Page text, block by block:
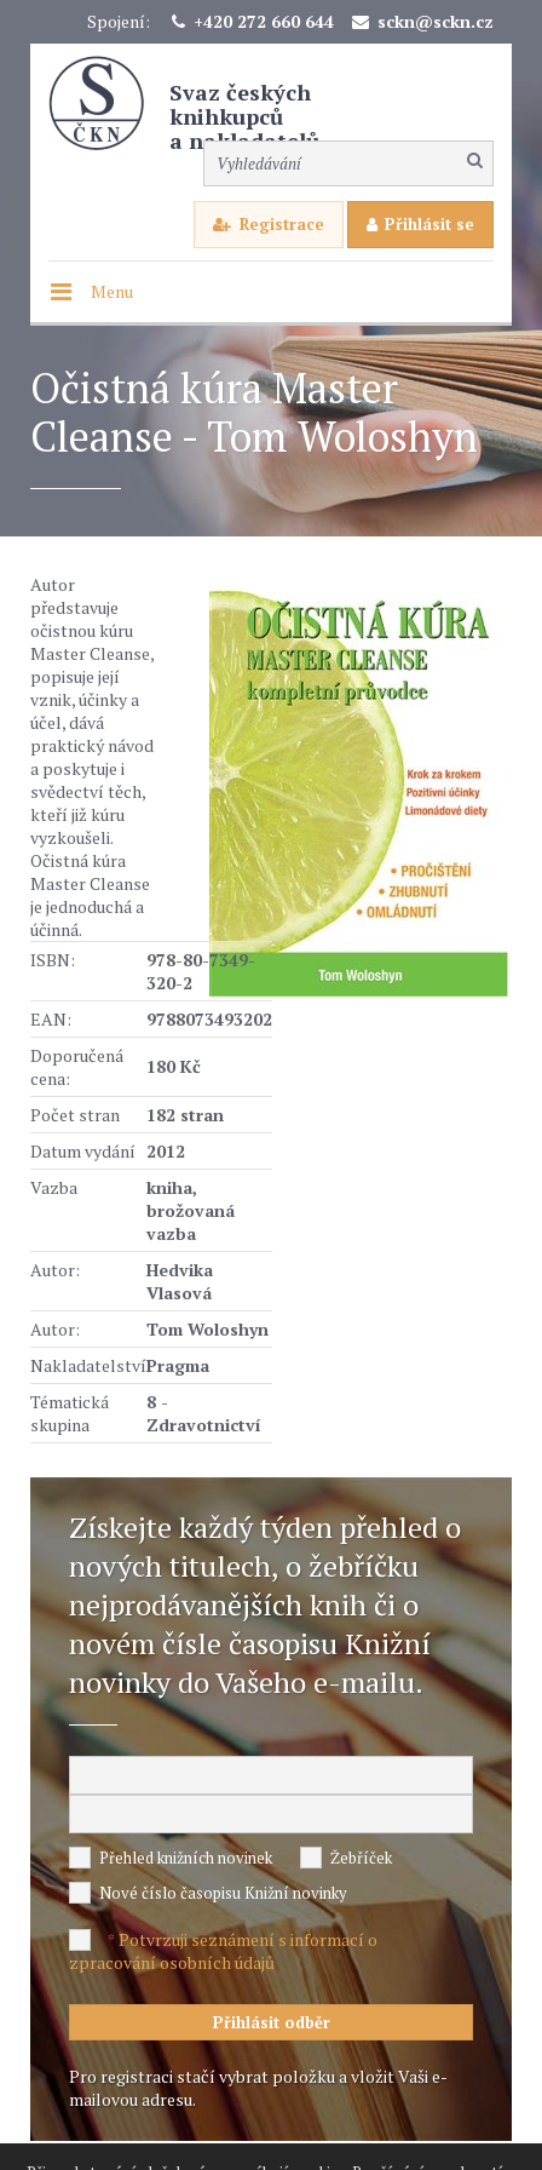
Spojení: +420 272 660 644 sckn@sckn.cz
Svaz českých
knihkupců
a nakladatelů
Registrace Přihlásit se
Menu
Očistná kúra Master
Cleanse - Tom Woloshyn
Autor
představuje
očistnou kúru
Master Cleanse,
popisuje její
vznik, účinky a
účel, dává
praktický návod
a poskytuje i
svědectví těch,
kteří již kúru
vyzkoušeli.
Očistná kúra
Master Cleanse
je jednoduchá a
účinná.
ISBN:
978-80-7349-
320-2
EAN:
9788073493202
Doporučená
cena:
180 Kč
Počet stran
182 stran
Datum vydání 2012
Vazba
kniha,
brožovaná
vazba
Autor:
Hedvika
Vlasová
Autor:
Tom Woloshyn
NakladatelstvíPragma
Tématická
skupina
8 -
Zdravotnictví
Získejte každý týden přehled o
nových titulech, o žebříčku
nejprodávanějších knih či o
novém čísle časopisu Knižní
novinky do Vašeho e-mailu.
Přehled knižních novinek
Žebříček
Nové číslo časopisu Knižní novinky
*Potvrzuji seznámení s informací o
zpracování osobních údajů
Pro registraci stačí vybrat položku a vložit Vaši e-
mailovou adresu.